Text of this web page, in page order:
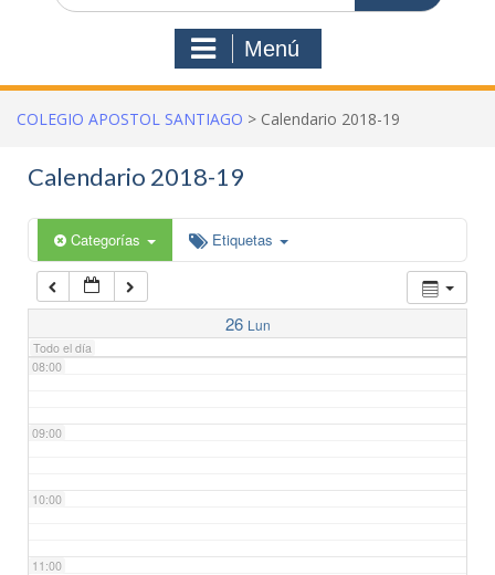
Menú
COLEGIO APOSTOL SANTIAGO > Calendario 2018-19
Calendario 2018-19
Categorías Etiquetas
26 Lun
Todo el día
05:00
06:00
07:00
08:00
09:00
10:00
11:00